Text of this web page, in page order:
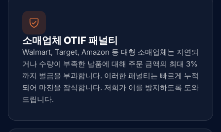
소매업체 OTIF 패널티
Walmart, Target, Amazon 등 대형 소매업체는 지연되
거나 수량이 부족한 납품에 대해 주문 금액의 최대 3%
까지 벌금을 부과합니다. 이러한 패널티는 빠르게 누적
되어 마진을 잠식합니다. 저희가 이를 방지하도록 도와
드립니다.